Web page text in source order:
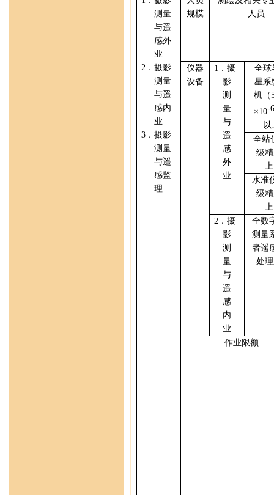
测量
与遥
感外
业
2 ．摄影
测量
与遥
感内
业
3 ．摄影
测量
与遥
感监
理
规模
人员
仪器
设备
1 ．摄
影
测
量
与
遥
感
外
业
全球
星系
机（
×10-6
以
全站
级
水准
级
2 ．摄
影
测
量
与
遥
感
内
业
全数
测量
者遥
处
作业限额